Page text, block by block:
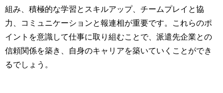
組み、積極的な学習とスキルアップ、チームプレイと協
力、コミュニケーションと報連相が重要です。これらのポ
イントを意識して仕事に取り組むことで、派遣先企業との
信頼関係を築き、自身のキャリアを築いていくことができ
るでしょう。